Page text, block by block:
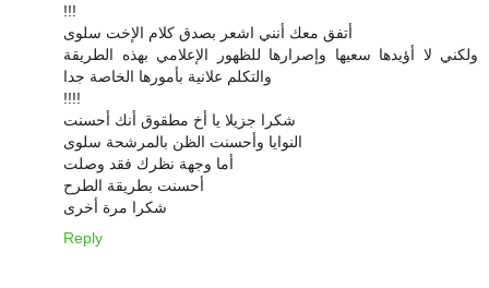
!!!
أتفق معك أنني اشعر بصدق كلام الإخت سلوى
ولكني لا أؤيدها سعيها وإصرارها للظهور الإعلامي بهذه الطريقة
والتكلم علانية بأمورها الخاصة جدا
!!!!
شكرا جزيلا يا أخ مطقوق أنك أحسنت
النوايا وأحسنت الظن بالمرشحة سلوى
أما وجهة نظرك فقد وصلت
أحسنت بطريقة الطرح
شكرا مرة أخرى
Reply